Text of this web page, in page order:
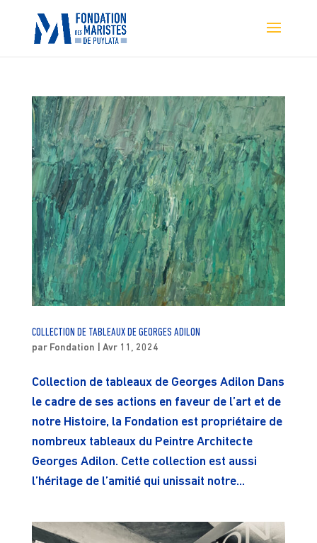
COLLECTION DE TABLEAUX DE GEORGES ADILON
par Fondation Avr 11, 2024
Collection de tableaux de Georges Adilon Dans
le cadre de ses actions en faveur de l’art et de
notre Histoire, la Fondation est propriétaire de
nombreux tableaux du Peintre Architecte
Georges Adilon. Cette collection est aussi
l’héritage de l’amitié qui unissait notre...